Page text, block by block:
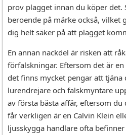
prov plagget innan du köper det.
beroende på märke också, vilket
dig helt säker på att plagget
En annan nackdel är risken att
förfalskningar. Eftersom det är
det finns mycket pengar att tjäna
lurendrejare och falskmyntare
av första bästa affär, eftersom
får verkligen är en Calvin Klein
ljusskygga handlare ofta